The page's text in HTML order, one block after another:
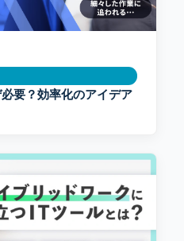
要？効率化のアイデア